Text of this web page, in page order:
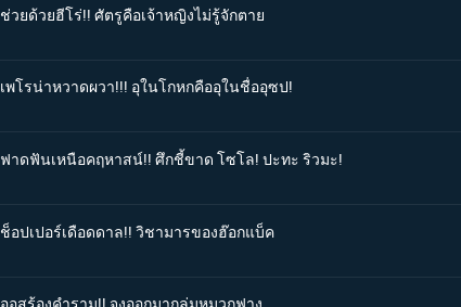
วยด้วยฮีโร่!! ศัตรูคือเจ้าหญิงไม่รู้จักตาย
พโรน่าหวาดผวา!!! อุในโกหกคืออุในชื่ออุซป!
ฟาดฟันเหนือคฤหาสน์!! ศึกชี้ขาด โซโล! ปะทะ ริวมะ!
อปเปอร์เดือดดาล!! วิชามารของฮ๊อกแบ็ค